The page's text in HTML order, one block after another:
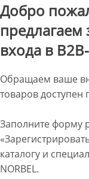
Добро
входа в
Обращаем ваше
товаров доступен
Заполните форму
каталогу и
NORBEL.